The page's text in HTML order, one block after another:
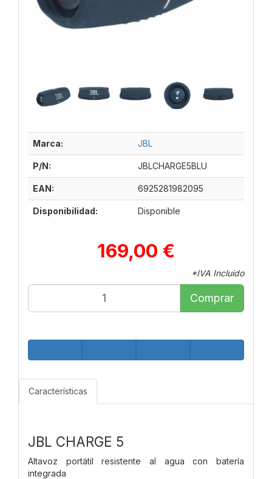
Marca: JBL
P/N: JBLCHARGE5BLU
EAN: 6925281982095
Disponibilidad: Disponible
169,00 €
*IVA Incluido
Comprar
Características
JBL CHARGE 5
Altavoz portátil resistente al agua con batería
integrada